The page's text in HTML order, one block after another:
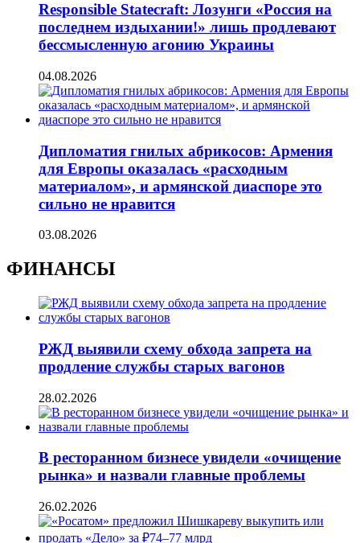
Responsible Statecraft: Лозунги «Россия на
последнем издыхании!» лишь продлевают
бессмысленную агонию Украины
04.08.2026
Дипломатия гнилых абрикосов: Армения
для Европы оказалась «расходным
материалом», и армянской диаспоре это
сильно не нравится
03.08.2026
ФИНАНСЫ
РЖД выявили схему обхода запрета на
продление службы старых вагонов
28.02.2026
В ресторанном бизнесе увидели «очищение
рынка» и назвали главные проблемы
26.02.2026